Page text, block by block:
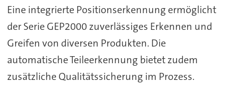
Eine integrierte Positionserkennung ermöglicht
der Serie GEP2000 zuverlässiges Erkennen und
Greifen von diversen Produkten. Die
automatische Teileerkennung bietet zudem
zusätzliche Qualitätssicherung im Prozess.